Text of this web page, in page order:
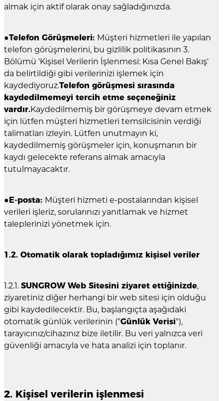
almak için aktif olarak onay sağladığınızda.
●Telefon Görüşmeleri: Müşteri hizmetleri ile yapılan
telefon görüşmelerini, bu gizlilik politikasının 3.
Bölümü 'Kişisel Verilerin İşlenmesi: Kısa Genel Bakış'
da belirtildiği gibi verilerinizi işlemek için
kaydediyoruz.Telefon görüşmesi sırasında
kaydedilmemeyi tercih etme seçeneğiniz
vardır.Kaydedilmemiş bir görüşmeye devam etmek
için lütfen müşteri hizmetleri temsilcisinin verdiği
talimatları izleyin. Lütfen unutmayın ki,
kaydedilmemiş görüşmeler için, konuşmanın bir
kaydı gelecekte referans almak amacıyla
tutulmayacaktır.
●E-posta: Müşteri hizmeti e-postalarından kişisel
verileri işleriz, sorularınızı yanıtlamak ve hizmet
taleplerinizi yönetmek için.
1.2. Otomatik olarak topladığımız kişisel veriler
1.2.1. SUNGROW Web Sitesini ziyaret ettiğinizde,
ziyaretiniz diğer herhangi bir web sitesi için olduğu
gibi kaydedilecektir. Bu, başlangıçta aşağıdaki
otomatik günlük verilerinin ("Günlük Verisi"),
tarayıcınız/cihazınız bize iletilir. Bu veri yalnızca veri
güvenliği amacıyla ve hata analizi için toplanır.
2. Kişisel verilerin işlenmesi